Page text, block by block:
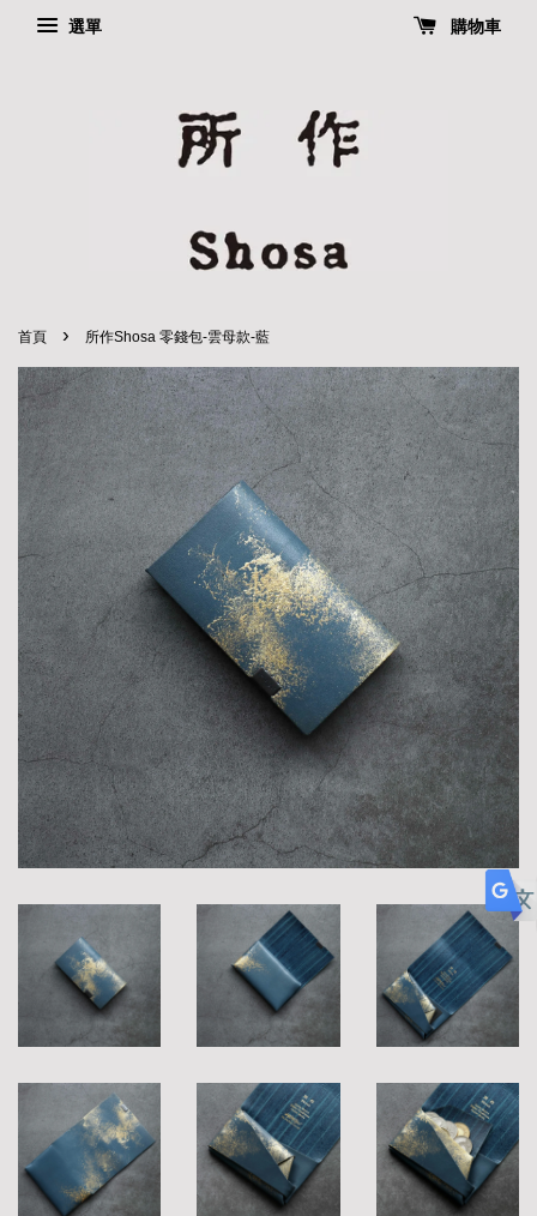
選單 購物車
首頁 › 所作Shosa 零錢包-雲母款-藍